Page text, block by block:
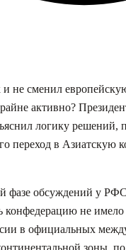
не сменил
активно?
логику решений,
переход в
фазе обсуждений у
конфедерацию не
в официальных